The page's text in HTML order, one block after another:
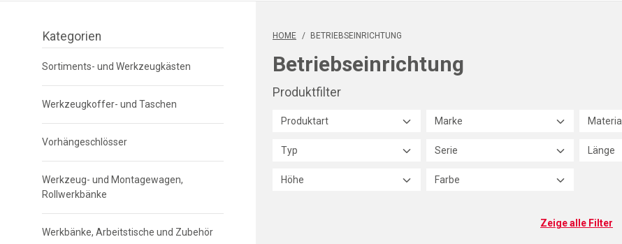
Filter
überspringen
Kategorien
Sortiments- und Werkzeugkästen
Werkzeugkoffer- und Taschen
Vorhängeschlösser
Werkzeug- und Montagewagen,
Rollwerkbänke
Werkbänke, Arbeitstische und Zubehör
HOME / BETRIEBSEINRICHTUNG
Betriebseinrichtung
Produktfilter
Produktart Marke Material
Typ Serie Länge
Höhe Farbe
Zeige alle Filter